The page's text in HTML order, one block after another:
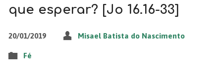
que esperar? [Jo 16.16-33]
20/01/2019 Misael Batista do Nascimento
Fé